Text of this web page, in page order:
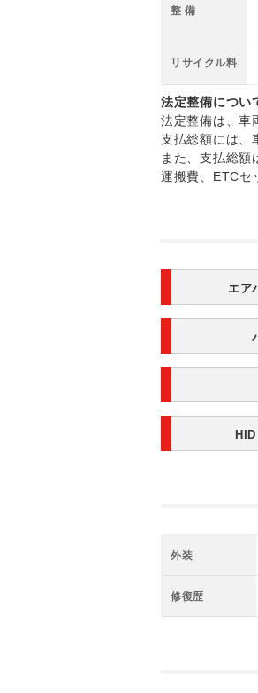
整 備
リサイクル料
法定整備につい
法定整備は、車
支払総額には、
また、支払総額
運搬費、ETCセ
エア
外装
修復歴